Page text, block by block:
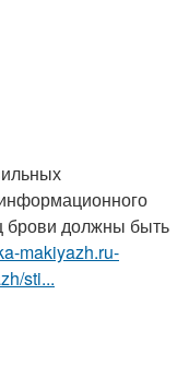
брови должны быть
makiyazh.ru-
sti...